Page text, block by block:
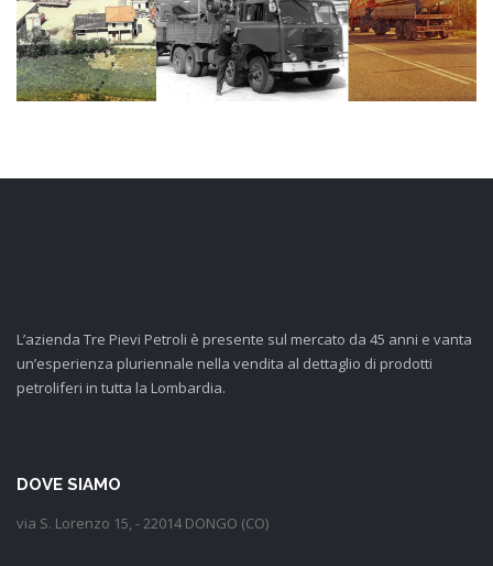
L’azienda Tre Pievi Petroli è presente sul mercato da 45 anni e vanta
un’esperienza pluriennale nella vendita al dettaglio di prodotti
petroliferi in tutta la Lombardia.
DOVE SIAMO
via S. Lorenzo 15, - 22014 DONGO (CO)